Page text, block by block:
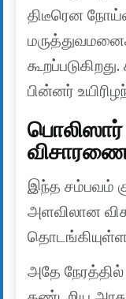
திடீரென
பின்னர்
இந்த சம்பவம்
அளவிலான
அதே